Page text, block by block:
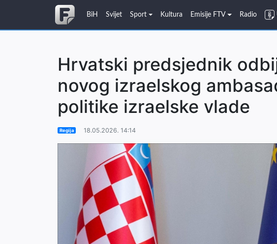
BiH Svijet Sport Kultura Emisije FTV Radio
Hrvatski predsjednik
novog izraelskog
politike izraelske vlade
Regija 18.05.2026. 14:14